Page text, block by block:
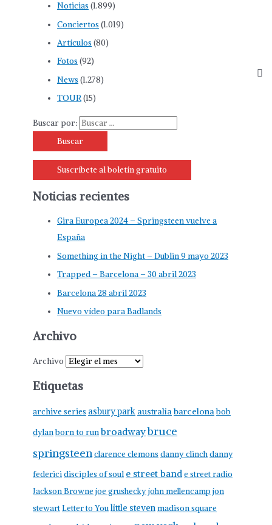
Noticias (1.899)
Conciertos (1.019)
Artículos (80)
Fotos (92)
News (1.278)
TOUR(15)
Buscar por:
Suscríbete al boletín gratuito
Noticias recientes
Gira Europea 2024 – Springsteen vuelve a
España
Something in the Night – Dublin 9 mayo 2023
Trapped – Barcelona – 30 abril 2023
Barcelona 28 abril 2023
Nuevo vídeo para Badlands
Archivo
Archivo
Etiquetas
archive series asbury park australia barcelona bob
dylanborn to runbroadwaybruce
springsteen clarence clemons danny clinchdanny
federicidisciples of soul e street band e street radio
Jackson Browne joe grusheckyjohn mellencamp jon
stewartLetter to Youlittle steven madison square